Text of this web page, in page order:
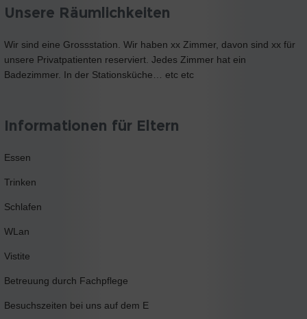
Unsere Räumlichkeiten
Wir sind eine Grossstation. Wir haben xx Zimmer, davon sind xx für
unsere Privatpatienten reserviert. Jedes Zimmer hat ein
Badezimmer. In der Stationsküche… etc etc
Informationen für Eltern
Essen
Trinken
Schlafen
WLan
Vistite
Betreuung durch Fachpflege
Besuchszeiten bei uns auf dem E